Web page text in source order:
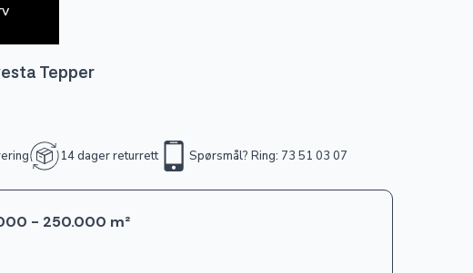
Tepper
14 dager returrett Spørsmål? Ring: 73 51 03 07
- 250.000 m²